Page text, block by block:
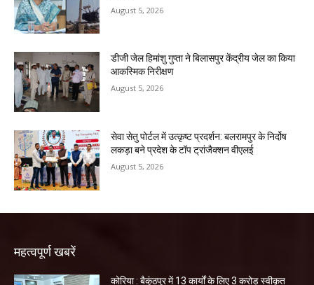
August 5, 2026
डीजी जेल हिमांशु गुप्ता ने बिलासपुर केंद्रीय जेल का किया
आकस्मिक निरीक्षण
August 5, 2026
सेवा सेतु पोर्टल में उत्कृष्ट प्रदर्शन: बलरामपुर के निर्दोष
लकड़ा बने प्रदेश के टॉप ट्रांजैक्शन वीएलई
August 5, 2026
महत्वपूर्ण खबरें
कोरिया : बैकुंठपुर में 13 कार्यों के लिए 3 करोड़ स्वीकृत